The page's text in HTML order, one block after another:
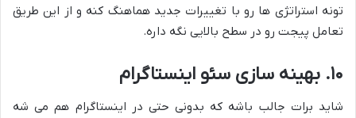
تونه استراتژی ها رو با تغییرات جدید هماهنگ کنه و از این طریق
تعامل پیجت رو در سطح بالایی نگه داره.
۱۰. بهینه سازی سئو اینستاگرام
شاید برات جالب باشه که بدونی حتی در اینستاگرام هم می شه